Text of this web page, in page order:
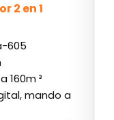
2 en 1
605
160m ³
mando a